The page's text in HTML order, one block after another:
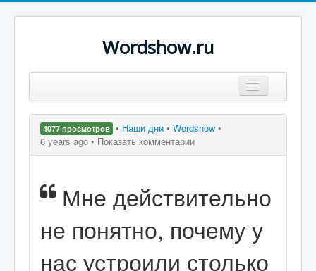
Wordshow.ru
Популярные цитаты
Поиск
4077 просмотров • Наши дни • Wordshow •
6 years ago • Показать комментарии
Мне действительно
не понятно, почему у
нас устроили столько